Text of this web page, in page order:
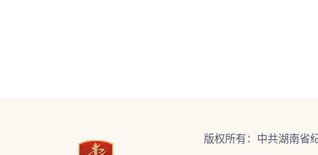
版权所有：中共湖南省